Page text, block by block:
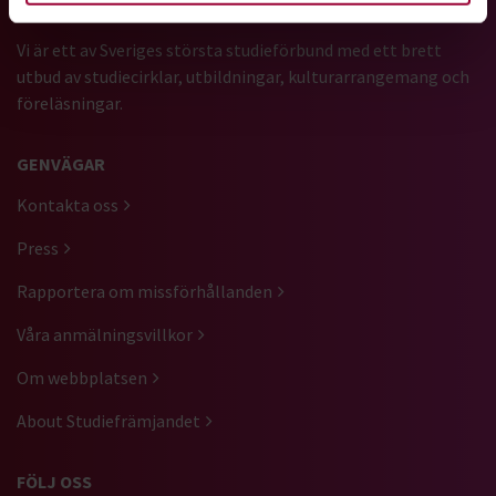
Vi är ett av Sveriges största studieförbund med ett brett
utbud av studiecirklar, utbildningar, kulturarrangemang och
föreläsningar.
GENVÄGAR
Kontakta oss
Press
Rapportera om missförhållanden
Våra anmälningsvillkor
Om webbplatsen
About Studiefrämjandet
FÖLJ OSS